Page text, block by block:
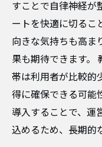
すことで自律神経が
ートを快適に切るこ
向きな気持ちも高ま
果も期待できます。
帯は利用者が比較的
得に確保できる可能
導入することで、運
込めるため、長期的